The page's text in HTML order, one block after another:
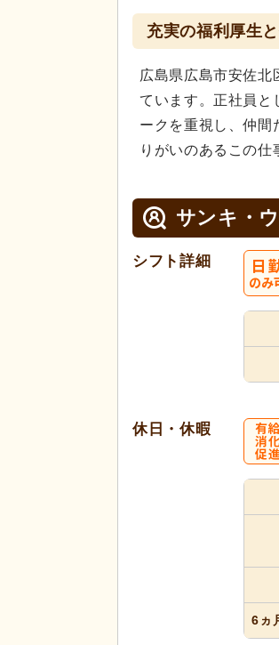
充実の福利厚生
広島県広島市安佐
ています。正社員と
ークを重視し、仲間
りがいのあるこの仕
サンキ・
シフト詳細
休日・休暇
6ヵ